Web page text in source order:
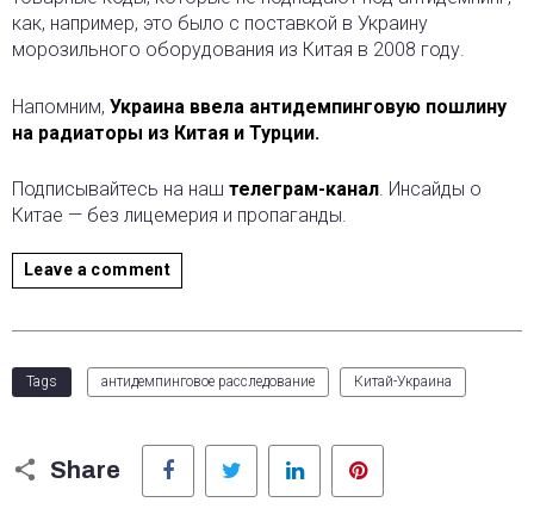
как, например, это было с поставкой в Украину
морозильного оборудования из Китая в 2008 году.
Напомним, Украина ввела антидемпинговую пошлину
на радиаторы из Китая и Турции.
Подписывайтесь на наш телеграм-канал . Инсайды о
Китае — без лицемерия и пропаганды.
Leave a comment
Tags антидемпинговое расследование Китай-Украина
Share
Facebook Twitter LinkedIn